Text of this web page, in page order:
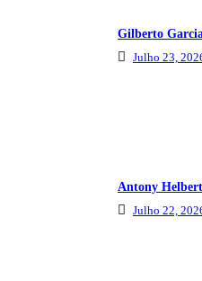
Gilberto
Julho 23,
Antony
Julho 22,